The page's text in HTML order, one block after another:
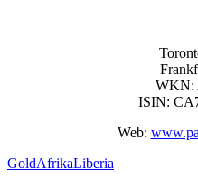
WKN:
ISIN:
Web:
GoldAfrikaLiberia